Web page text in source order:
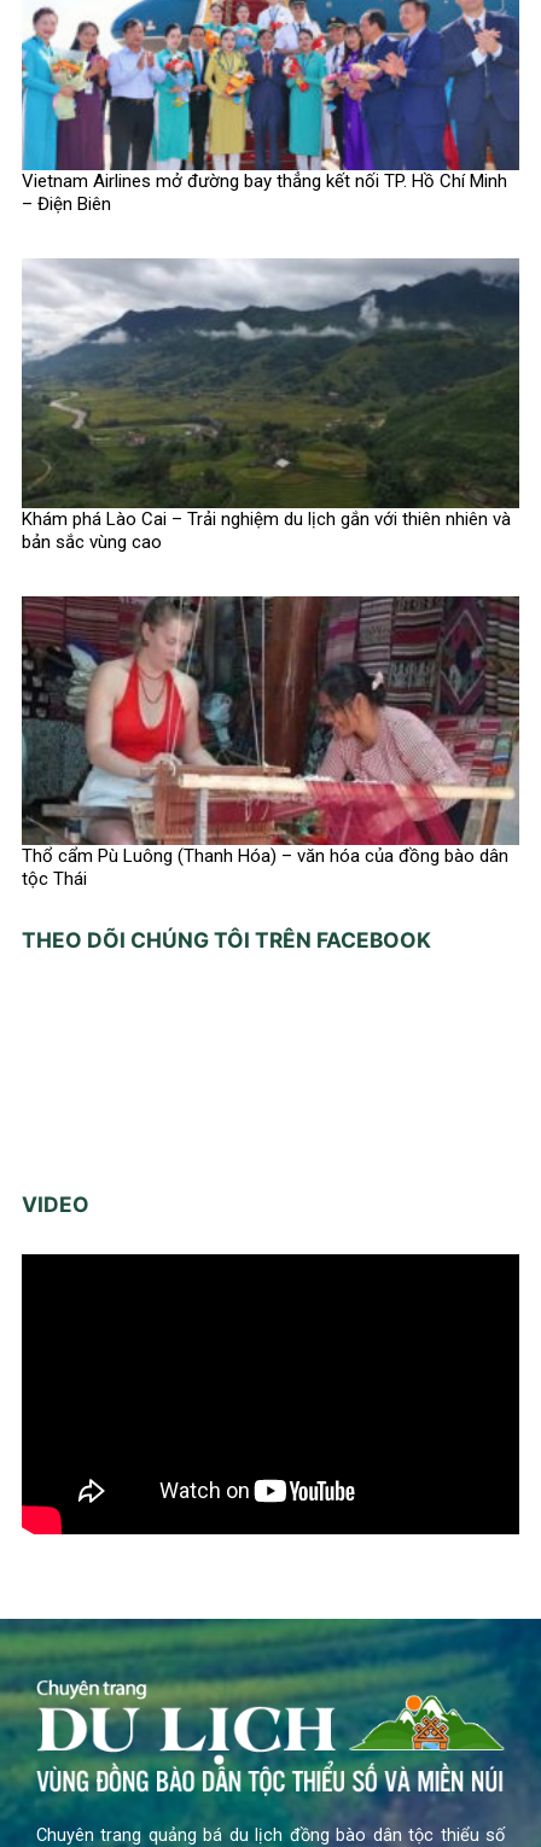
Vietnam Airlines mở đường bay thẳng kết nối TP. Hồ Chí Minh
– Điện Biên
Khám phá Lào Cai – Trải nghiệm du lịch gắn với thiên nhiên và
bản sắc vùng cao
Thổ cẩm Pù Luông (Thanh Hóa) – văn hóa của đồng bào dân
tộc Thái
THEO DÕI CHÚNG TÔI TRÊN FACEBOOK
VIDEO
Chuyên trang quảng bá du lịch đồng bào dân tộc thiểu số